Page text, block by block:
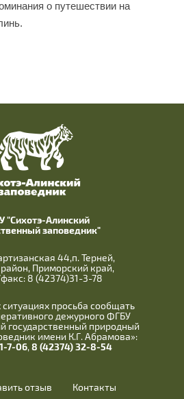
о путешествии на
"Сихотэ-Алинский
заповедник"
44,п. Терней,
Приморский край,
8 (42374)31-3-78
просьба сообщать
дежурного ФГБУ
государственный природный
имени К.Г. Абрамова»:
7-06,8 (42374) 32-8-54
отзыв
Контакты